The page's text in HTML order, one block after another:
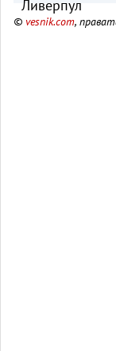
© vesnik.com,